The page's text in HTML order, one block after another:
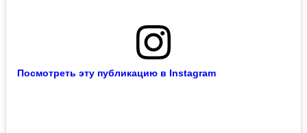
Посмотреть эту публикацию в Instagram